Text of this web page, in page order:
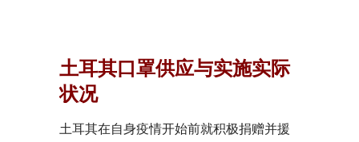
土耳其口罩供应与实施实际
状况
土耳其在自身疫情开始前就积极捐赠并援